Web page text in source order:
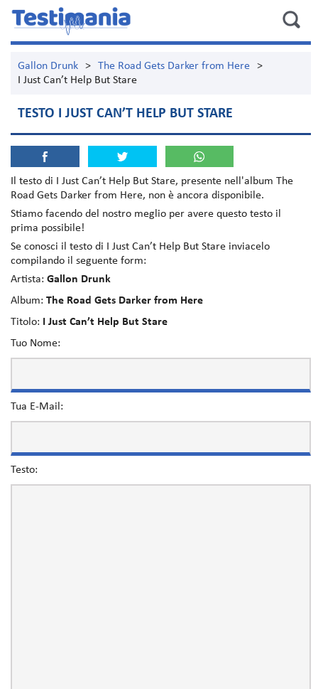
Gallon Drunk > The Road Gets Darker from Here
>
I Just Can’t Help But Stare
TESTO I JUST CAN’T HELP BUT STARE
Il testo di I Just Can’t Help But Stare, presente nell'album The
Road Gets Darker from Here, non è ancora disponibile.
Stiamo facendo del nostro meglio per avere questo testo il
prima possibile!
Se conosci il testo di I Just Can’t Help But Stare inviacelo
compilando il seguente form:
Artista: Gallon Drunk
Album: The Road Gets Darker from Here
Titolo:
I Just Can’t Help But Stare
Tuo Nome:
Tua E-Mail:
Testo: